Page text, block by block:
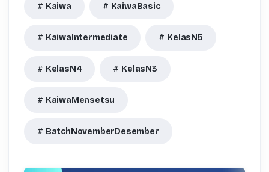
Kaiwa KaiwaBasic
KaiwaIntermediate KelasN5
KelasN4 KelasN3
KaiwaMensetsu
BatchNovemberDesember